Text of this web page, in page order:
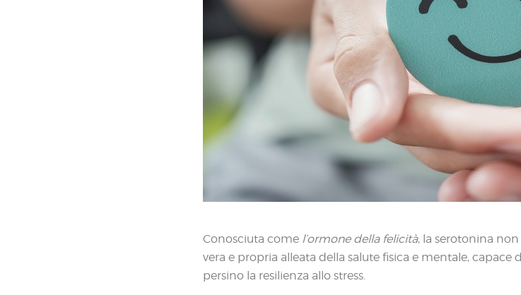
Conosciuta come l’ormone della felicità, la serotonina
vera e propria alleata della salute fisica e mentale,
persino la resilienza allo stress.